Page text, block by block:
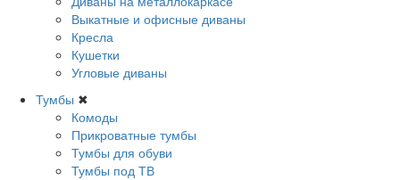
Выкатные и офисные диваны
Кресла
Кушетки
Угловые диваны
Тумбы ✖
Комоды
Прикроватные тумбы
Тумбы для обуви
Тумбы под ТВ